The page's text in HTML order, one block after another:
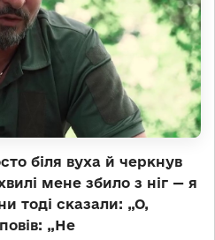
біля вуха й черкнув
мене збило з ніг — я
тоді сказали: „О,
„Не